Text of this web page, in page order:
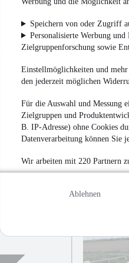
Speichern von oder Zugriff
Personalisierte Werbung
Zielgruppenforschung sowie
Einstellmöglichkeiten und
den jederzeit möglichen
Für die Auswahl und Messung
Zielgruppen und
B. IP-Adresse) ohne Cookies
Datenverarbeitung können Sie
Wir arbeiten mit 220 Partnern
Ablehnen